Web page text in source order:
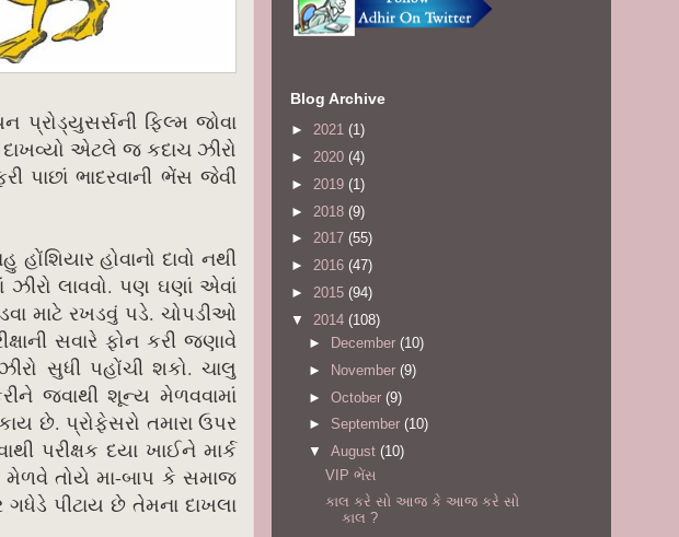
પ્રોડ્યુસર્સની ફિલ્મ જોવા
દાખવ્યો એટલે જ કદાચ ઝીરો
પાછાં ભાદરવાની ભેંસ જેવી
હોવાનો દાવો નથી
લાવવો. પણ ઘણાં એવાં
માટે રખડવું પડે. ચોપડીઓ
સવારે ફોન કરી જણાવે
સુધી પહોંચી શકો. ચાલુ
જવાથી શૂન્ય મેળવવામાં
છે. પ્રોફેસરો તમારા ઉપર
પરીક્ષક દયા ખાઈને માર્ક
તોયે મા-બાપ કે સમાજ
પીટાય છે તેમના દાખલા
Blog Archive
► 2021 (1)
► 2020 (4)
► 2019 (1)
► 2018 (9)
► 2017 (55)
► 2016 (47)
► 2015 (94)
▼ 2014 (108)
►
December (10)
►
November (9)
► October (9)
► September (10)
▼ August (10)
VIP ભેંસ
કાલ કરે સો આજ કે આજ કરે સો
કાલ ?